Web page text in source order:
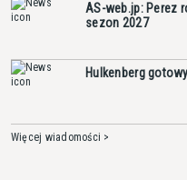
AS-web.jp: Perez
sezon 2027
Hulkenberg
Więcej wiadomości >